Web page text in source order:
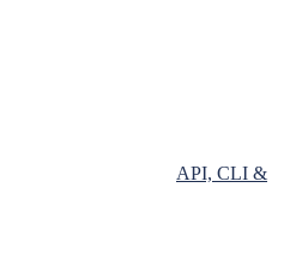
API, CLI &